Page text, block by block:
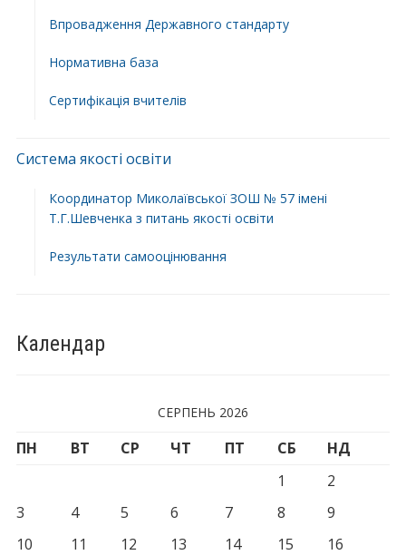
Впровадження Державного стандарту
Нормативна база
Сертифікація вчителів
Система якості освіти
Координатор Миколаївської ЗОШ № 57 імені
Т.Г.Шевченка з питань якості освіти
Результати самооцінювання
Календар
СЕРПЕНЬ 2026
ПН ВТ СР ЧТ ПТ СБ
НД
1
2
3
4 5 6 7 8
9
10
11 12 13 14 15 16